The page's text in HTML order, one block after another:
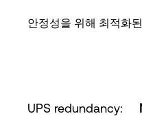
안정성을 위해 최적화
UPS redundancy: